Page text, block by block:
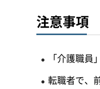
注意事項
「介護職
転職者で、